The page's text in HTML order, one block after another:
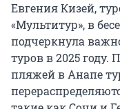
Евгения Кизей,
«Мультитур», в
подчеркнула
туров в 2025 году.
пляжей в Анапе